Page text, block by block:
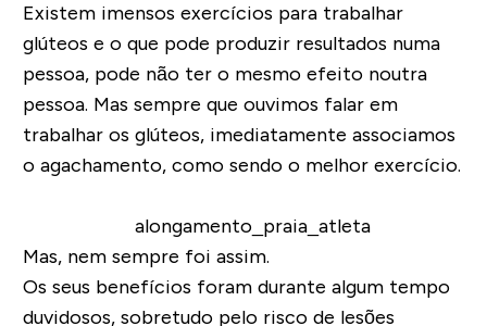
Existem imensos exercícios para trabalhar
glúteos e o que pode produzir resultados numa
pessoa, pode não ter o mesmo efeito noutra
pessoa. Mas sempre que ouvimos falar em
trabalhar os glúteos, imediatamente associamos
o agachamento, como sendo o melhor exercício.
Mas, nem sempre foi assim.
Os seus benefícios foram durante algum tempo
duvidosos, sobretudo pelo risco de lesões